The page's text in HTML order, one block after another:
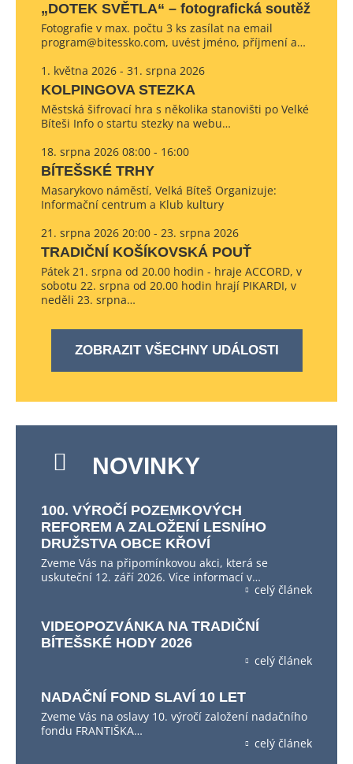
„DOTEK SVĚTLA“ – fotografická soutěž
Fotografie v max. počtu 3 ks zasílat na email
program@bitessko.com, uvést jméno, příjmení a…
1. května 2026 - 31. srpna 2026
KOLPINGOVA STEZKA
Městská šifrovací hra s několika stanovišti po Velké
Bíteši Info o startu stezky na webu…
18. srpna 2026 08:00 - 16:00
BÍTEŠSKÉ TRHY
Masarykovo náměstí, Velká Bíteš Organizuje:
Informační centrum a Klub kultury
21. srpna 2026 20:00 - 23. srpna 2026
TRADIČNÍ KOŠÍKOVSKÁ POUŤ
Pátek 21. srpna od 20.00 hodin - hraje ACCORD, v
sobotu 22. srpna od 20.00 hodin hrají PIKARDI, v
neděli 23. srpna…
ZOBRAZIT VŠECHNY UDÁLOSTI
NOVINKY
100. VÝROČÍ POZEMKOVÝCH
REFOREM A ZALOŽENÍ LESNÍHO
DRUŽSTVA OBCE KŘOVÍ
Zveme Vás na připomínkovou akci, která se
uskuteční 12. září 2026. Více informací v…
celý článek
VIDEOPOZVÁNKA NA TRADIČNÍ
BÍTEŠSKÉ HODY 2026
celý článek
NADAČNÍ FOND SLAVÍ 10 LET
Zveme Vás na oslavy 10. výročí založení nadačního
fondu FRANTIŠKA…
celý článek